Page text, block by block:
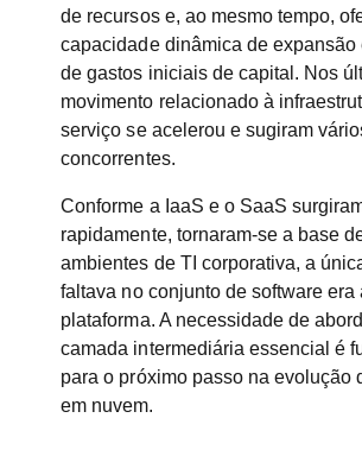
de recursos e, ao mesmo tempo,
capacidade dinâmica de expansão
de gastos iniciais de capital. Nos
movimento relacionado à
serviço se acelerou e sugiram
concorrentes.
Conforme a IaaS e o SaaS
rapidamente, tornaram-se a base
ambientes de TI corporativa, a
faltava no conjunto de software era
plataforma. A necessidade de
camada intermediária essencial é
para o próximo passo na evolução
em nuvem.